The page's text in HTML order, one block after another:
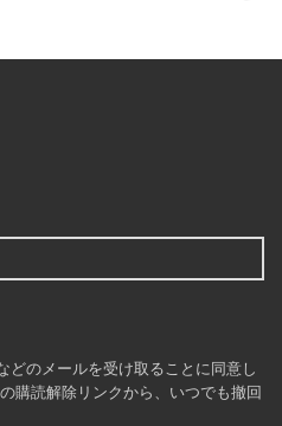
どのメールを受け取ることに同意し
購読解除リンクから、いつでも撤回